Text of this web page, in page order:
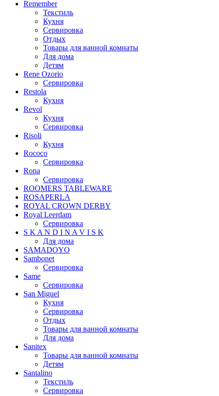
Remember
Текстиль
Кухня
Сервировка
Отдых
Товары для ванной комнаты
Для дома
Детям
Rene Ozorio
Сервировка
Restola
Кухня
Revol
Кухня
Сервировка
Risoli
Кухня
Rococo
Сервировка
Rona
Сервировка
ROOMERS TABLEWARE
ROSAPERLA
ROYAL CROWN DERBY
Royal Leerdam
Сервировка
S K A N D I N A V I S K
Для дома
SAMADOYO
Sambonet
Сервировка
Same
Сервировка
San Miguel
Кухня
Сервировка
Отдых
Товары для ванной комнаты
Для дома
Sanitex
Товары для ванной комнаты
Детям
Santalino
Текстиль
Сервировка